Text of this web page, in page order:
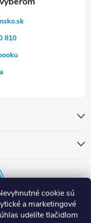
cookie sú
a marketingové
udelíte tlačidlom
810